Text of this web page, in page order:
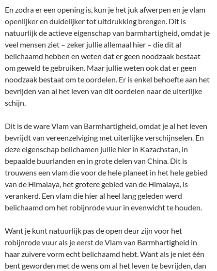
En zodra er een opening is, kun je het juk afwerpen en je vlam
openlijker en duidelijker tot uitdrukking brengen. Dit is
natuurlijk de actieve eigenschap van barmhartigheid, omdat je
veel mensen ziet – zeker jullie allemaal hier – die dit al
belichaamd hebben en weten dat er geen noodzaak bestaat
om geweld te gebruiken. Maar jullie weten ook dat er geen
noodzaak bestaat om te oordelen. Er is enkel behoefte aan het
bevrijden van al het leven van dit oordelen naar de uiterlijke
schijn.
Dit is de ware Vlam van Barmhartigheid, omdat je al het leven
bevrijdt van vereenzelviging met uiterlijke verschijnselen. En
deze eigenschap belichamen jullie hier in Kazachstan, in
bepaalde buurlanden en in grote delen van China. Dit is
trouwens een vlam die voor de hele planeet in het hele gebied
van de Himalaya, het grotere gebied van de Himalaya, is
verankerd. Een vlam die hier al heel lang geleden werd
belichaamd om het robijnrode vuur in evenwicht te houden.
Want je kunt natuurlijk pas de open deur zijn voor het
robijnrode vuur als je eerst de Vlam van Barmhartigheid in
haar zuivere vorm echt belichaamd hebt. Want als je niet één
bent geworden met de wens om al het leven te bevrijden, dan